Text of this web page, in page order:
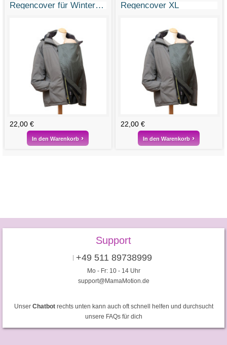
Regencover für Winter- und Sonnenkumja
22,00 €
In den Warenkorb
Regencover XL
22,00 €
In den Warenkorb
Support
+49 511 89738999
Mo - Fr: 10 - 14 Uhr
support@MamaMotion.de
Unser Chatbotrechts unten kann auch oft schnell helfen und durchsucht
unsere FAQs für dich